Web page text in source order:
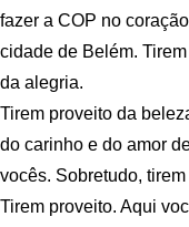
fazer a COP no
cidade de Belém.
da alegria.
Tirem proveito da
do carinho e do amor
vocês. Sobretudo,
Tirem proveito. Aqui